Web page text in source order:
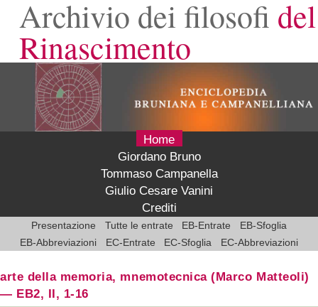
Archivio dei filosofi del
Rinascimento
Home
Giordano Bruno
Tommaso Campanella
Giulio Cesare Vanini
Crediti
Presentazione Tutte le entrate EB-Entrate
EB-Sfoglia
EB-Abbreviazioni
EC-Entrate EC-Sfoglia EC-Abbreviazioni
arte della memoria, mnemotecnica(Marco Matteoli)
— EB2, II, 1-16